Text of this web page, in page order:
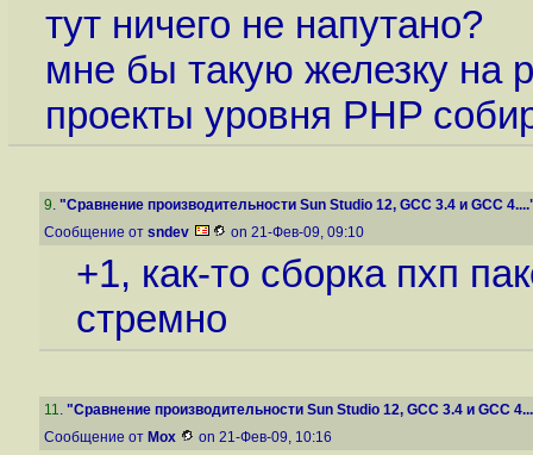
тут ничего не напутано?
мне бы такую железку на
проекты уровня PHP
9. "Сравнение производительности Sun Studio 12, GCC 3.4 и GCC
Сообщение от sndev on 21-Фев-09, 09:10
+1, как-то сборка пхп
стремно
11. "Сравнение производительности Sun Studio 12, GCC 3.4 и GCC
Сообщение от Mox on 21-Фев-09, 10:16